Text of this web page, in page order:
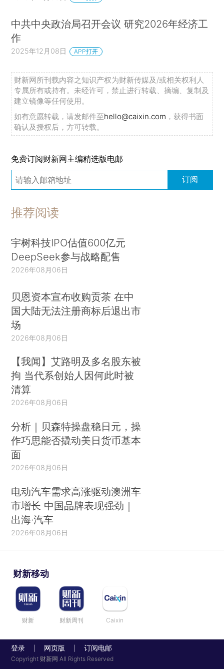
中共中央政治局召开会议 研究2026年经济工
作
2025年12月08日 APP打开
财新网所刊载内容之知识产权为财新传媒及/或相关权利人
专属所有或持有。未经许可，禁止进行转载、摘编、复制及
建立镜像等任何使用。
如有意愿转载，请发邮件至hello@caixin.com ，获得书面
确认及授权后，方可转载。
免费订阅财新网主编精选版电邮
订阅
推荐阅读
宇树科技IPO估值600亿元
DeepSeek参与战略配售
2026年08月06日
贝恩资本宣布收购贡茶 在中
国大陆无法注册商标后退出市
场
2026年08月06日
【我闻】艾路明及多名股东被
拘 当代系创始人因何此时被
清算
2026年08月06日
分析｜贝森特操盘稳日元，操
作巧思能否撬动美日货币基本
面
2026年08月06日
电动汽车需求高涨驱动澳洲车
市增长 中国品牌表现强劲｜
出海·汽车
2026年08月06日
财新移动
财新 财新周刊 Caixin
登录 网页版 订阅电邮
Copyright 财新网 All Rights Reserved